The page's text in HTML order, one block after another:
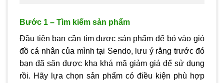
Bước 1 – Tìm kiếm sản phẩm
Đầu tiên bạn cần tìm được sản phẩm để bỏ vào giỏ
đồ cá nhân của mình tại Sendo, lưu ý rằng trước đó
bạn đã săn được kha khá mã giảm giá để sử dụng
rồi. Hãy lựa chọn sản phẩm có điều kiện phù hợp